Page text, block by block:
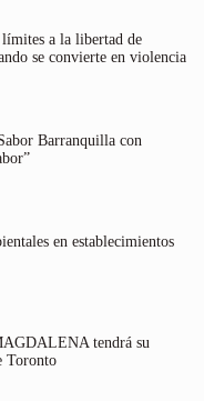
a la libertad de
se convierte en violencia
Barranquilla con
en establecimientos
tendrá su
Toronto